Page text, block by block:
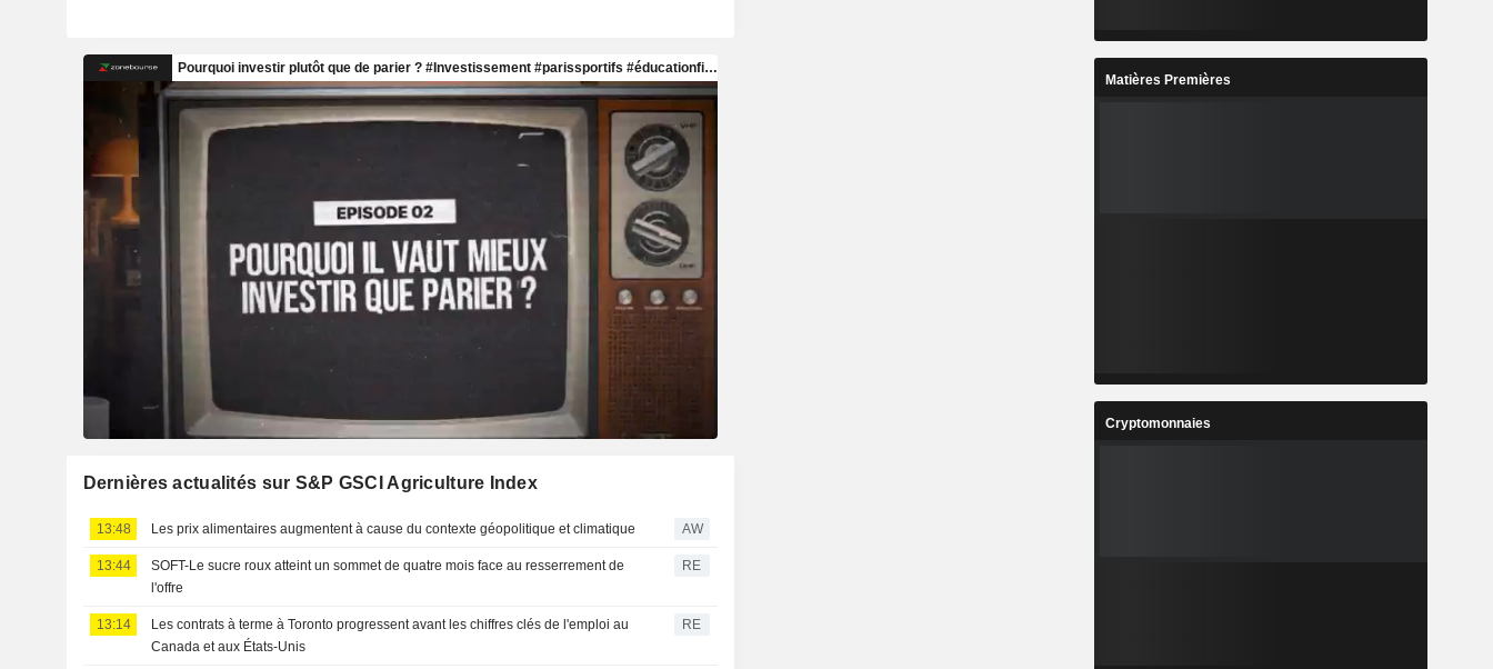
Dernières actualités sur S&P GSCI Agriculture Index
13:48 Les prix alimentaires augmentent à cause du contexte géopolitique et climatique AW
13:44
SOFT-Le sucre roux atteint un sommet de quatre mois face au resserrement de
l'offre
RE
13:14
Les contrats à terme à Toronto progressent avant les chiffres clés de l'emploi au
Canada et aux États-Unis
RE
Matières Premières
Cryptomonnaies